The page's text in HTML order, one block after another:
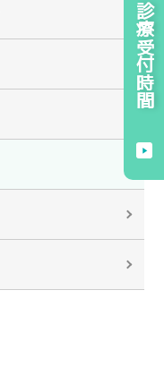
診療受付時間